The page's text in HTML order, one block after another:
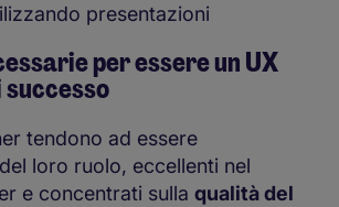
presentazioni
per essere un UX
tendono ad essere
loro ruolo, eccellenti nel
e concentrati sulla qualità del